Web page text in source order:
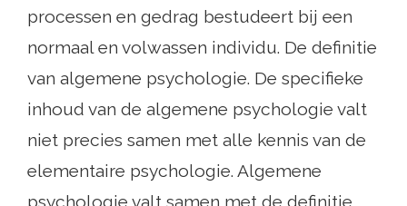
processen en gedrag bestudeert bij een
normaal en volwassen individu. De definitie
van algemene psychologie. De specifieke
inhoud van de algemene psychologie valt
niet precies samen met alle kennis van de
elementaire psychologie. Algemene
psychologie valt samen met de definitie